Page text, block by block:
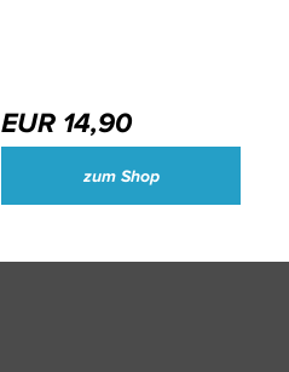
EUR 14,90
zum Shop